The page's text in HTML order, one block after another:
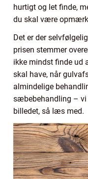
hurtigt og let finde,
du skal være
Det er der
prisen stemmer
ikke mindst finde ud
skal have, når
almindelige
sæbebehandling – vi
billedet, så læs med.